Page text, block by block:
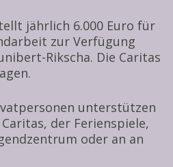
jährlich 6.000 Euro für
zur Verfügung
Rikscha. Die Caritas
unterstützen
der Ferienspiele,
oder an an